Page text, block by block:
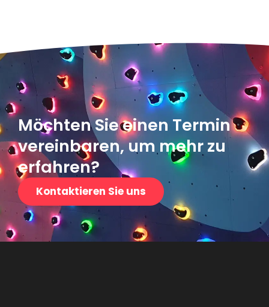
Möchten Sie einen Termin
vereinbaren, um mehr zu
erfahren?
Kontaktieren Sie uns